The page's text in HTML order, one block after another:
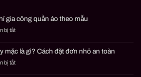
gia công quần áo theo mẫu
bị tắtở
chi
phí
mặc là gì? Cách đặt đơn nhỏ an toàn
bị tắtở